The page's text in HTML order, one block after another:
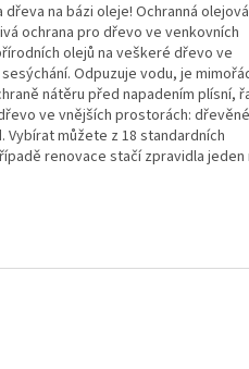
na bázi oleje! Ochranná olejová
ochrana pro dřevo ve venkovních
olejů na veškeré dřevo ve
Odpuzuje vodu, je
nátěru před napadením plísní,
ve vnějších prostorách: dřevěné
můžete z 18 standardních
renovace stačí zpravidla